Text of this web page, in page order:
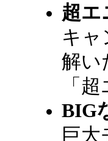
超エ
キャ
解い
「
BIG
巨